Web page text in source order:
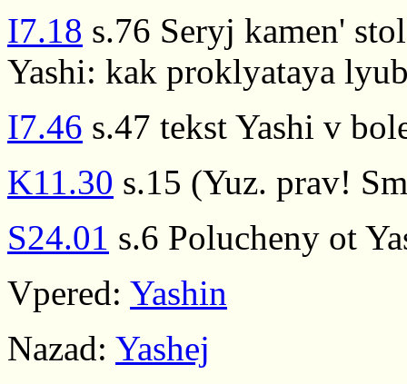
I7.18 s.76 Seryj kamen'
Yashi: kak proklyataya
I7.46 s.47 tekst Yashi v
K11.30 s.15 (Yuz. prav!
S24.01 s.6 Polucheny ot
Vpered: Yashin
Nazad: Yashej